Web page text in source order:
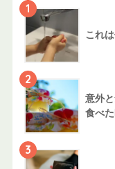
1
これ
2
意外
食べ
3